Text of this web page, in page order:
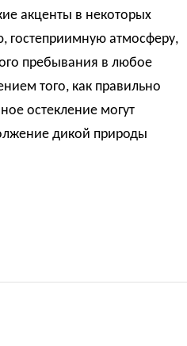
акценты в некоторых
гостеприимную атмосферу,
пребывания в любое
того, как правильно
остекление могут
дикой природы